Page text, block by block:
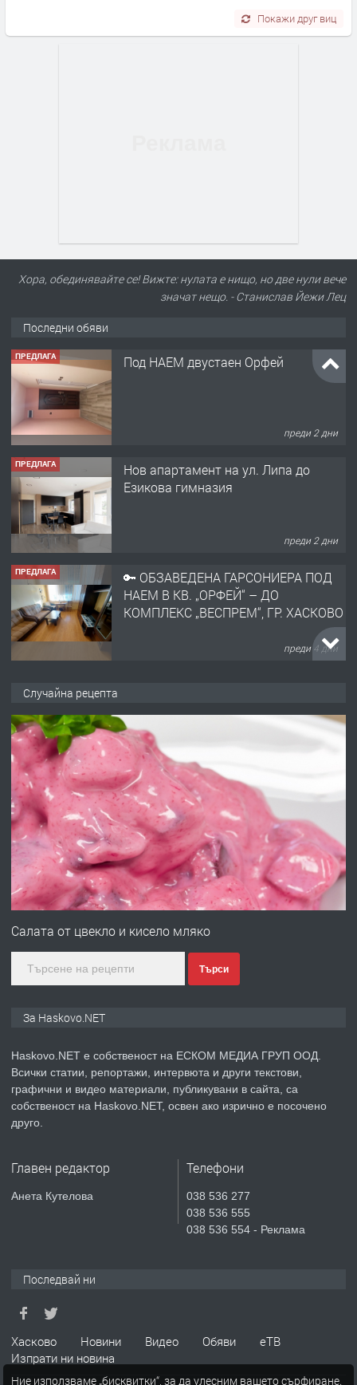
Покажи друг виц
Хора, обединявайте се! Вижте: нулата е нищо, но две нули вече
значат нещо. - Станислав Йежи Лец
Последни обяви
ПРЕДЛАГА Под НАЕМ двустаен Орфей
преди 2 дни
ПРЕДЛАГА
Нов апартамент на ул. Липа до
Езикова гимназия
преди 2 дни
ПРЕДЛАГА
🔑 ОБЗАВЕДЕНА ГАРСОНИЕРА ПОД
НАЕМ В КВ. „ОРФЕЙ“ – ДО
КОМПЛЕКС „ВЕСПРЕМ“, ГР. ХАСКОВО
преди 4 дни
АПАРТАМЕНТ В ЦЕНТЪРА НА ГР.
ХАСКОВО
ПРЕДЛАГА Давам гараж под наем
преди 5 дни
ПРЕДЛАГА
№4120 Магазин/Офис под наем в кв.
градската градина!
преди 6 дни
ПРЕДЛАГА
Продавам парцел в гр. Хасково кв.
СГЛОБЯВАНЕ НА МЕБЕЛИ.
апартамент под наем в кв.
Училищни, гр. Хасково.
Случайна рецепта
Салата от цвекло и кисело мляко
Търси
За Haskovo.NET
Haskovo.NET е собственост на ЕСКОМ МЕДИА ГРУП ООД.
Всички статии, репортажи, интервюта и други текстови,
графични и видео материали, публикувани в сайта, са
собственост на Haskovo.NET, освен ако изрично е посочено
друго.
Главен редактор
Анета Кутелова
Телефони
038 536 277
038 536 555
038 536 554 - Реклама
Последвай ни
Хасково Новини Видео Обяви
еТВ
Изпрати ни новина
Ние използваме „бисквитки“, за да улесним вашето сърфиране.